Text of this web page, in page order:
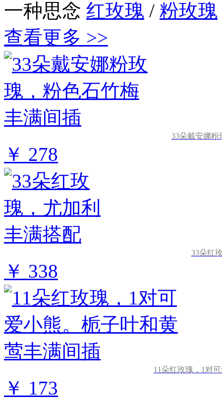
一种思念 红玫瑰 / 粉玫瑰
查看更多 >>
33朵戴安娜
￥ 278
33朵红
￥ 338
11朵红玫瑰，1对
￥ 173